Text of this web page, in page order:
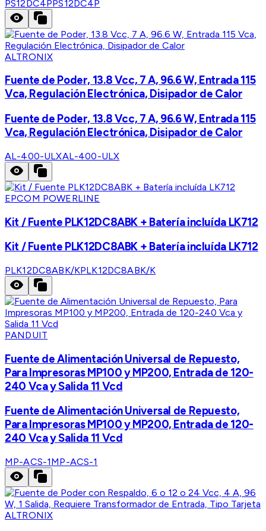
PS12DC4PPS12DC4P
ALTRONIX
Fuente de Poder, 13.8 Vcc, 7 A, 96.6 W, Entrada 115
Vca, Regulación Electrónica, Disipador de Calor
Fuente de Poder, 13.8 Vcc, 7 A, 96.6 W, Entrada 115
Vca, Regulación Electrónica, Disipador de Calor
AL-400-ULXAL-400-ULX
EPCOM POWERLINE
Kit / Fuente PLK12DC8ABK + Batería incluída LK712
Kit / Fuente PLK12DC8ABK + Batería incluída LK712
PLK12DC8ABK/KPLK12DC8ABK/K
PANDUIT
Fuente de Alimentación Universal de Repuesto,
Para Impresoras MP100 y MP200, Entrada de 120-
240 Vca y Salida 11 Vcd
Fuente de Alimentación Universal de Repuesto,
Para Impresoras MP100 y MP200, Entrada de 120-
240 Vca y Salida 11 Vcd
MP-ACS-1MP-ACS-1
ALTRONIX